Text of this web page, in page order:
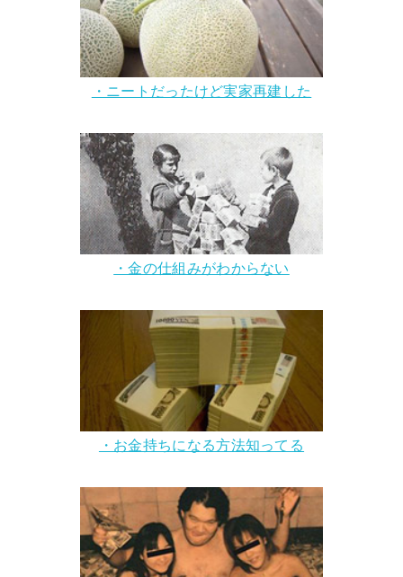
・ニートだったけど実家再建した
・金の仕組みがわからない
・お金持ちになる方法知ってる